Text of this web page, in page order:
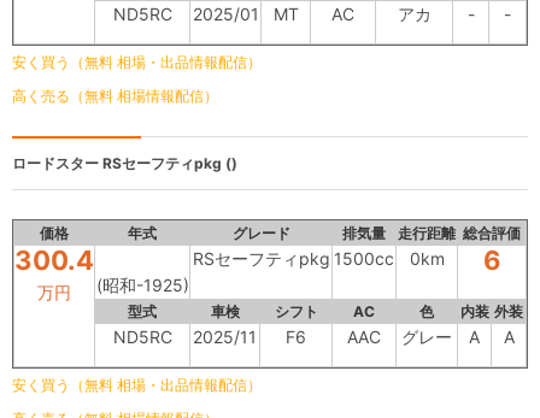
ND5RC 2025/01 MT AC アカ - -
安く買う（無料 相場・出品情報配信）
高く売る（無料 相場情報配信）
ロードスター RSセーフティpkg ()
価格 年式 グレード 排気量 走行距離 総合評価
300.4
万円 (昭和-1925)
RSセーフティpkg 1500cc 0km 6
型式 車検 シフト AC 色 内装 外装
ND5RC 2025/11 F6 AAC グレー A A
安く買う（無料 相場・出品情報配信）